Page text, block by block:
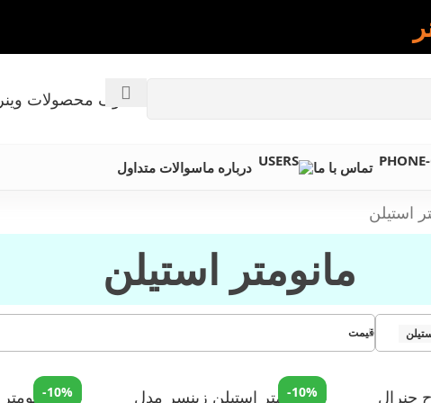
کاتالوگ محصولات وینر
تماس با ما درباره ماسوالات متداول
استیلن
مانومتر استیلن
قیمت
-10%
-10%